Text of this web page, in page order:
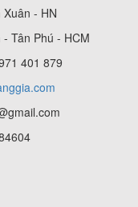
- HN
Tân Phú - HCM
401 879